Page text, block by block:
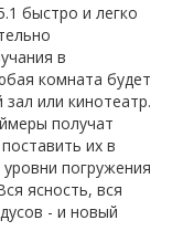
быстро и легко
в
комната будет
или кинотеатр.
получат
их в
погружения
ясность, вся
- и новый